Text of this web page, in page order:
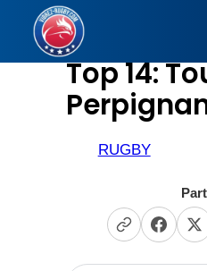
Aller
contenu Top 14:
RUGBY